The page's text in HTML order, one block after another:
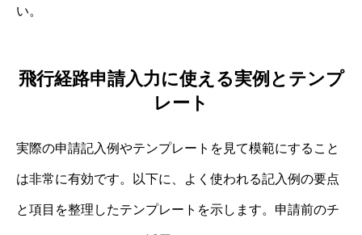
い。
飛行経路申請入力に使える実例とテンプ
レート
実際の申請記入例やテンプレートを見て模範にすること
は非常に有効です。以下に、よく使われる記入例の要点
と項目を整理したテンプレートを示します。申請前のチ